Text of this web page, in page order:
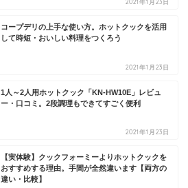
2021年1月23日
コープデリの上手な使い方。ホットクックを活用
して時短・おいしい料理をつくろう
2021年1月23日
1人～2人用ホットクック「KN-HW10E」レビュ
ー・口コミ。2段調理もできてすごく便利
2021年1月23日
【実体験】クックフォーミーよりホットクックを
おすすめする理由。手間が全然違います【両方の
違い・比較】